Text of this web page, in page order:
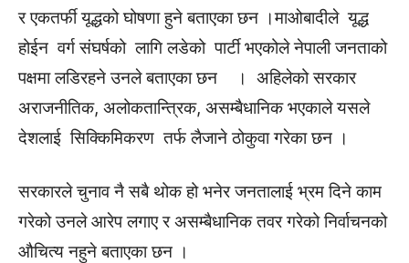
र एकतर्फी यूद्धको घोषणा हुने बताएका छन ।माओबादीले यूद्ध
होईन वर्ग संघर्षको लागि लडेको पार्टी भएकोले नेपाली जनताको
पक्षमा लडिरहने उनले बताएका छन । अहिलेको सरकार
अराजनीतिक, अलोकतान्त्रिक, असम्बैधानिक भएकाले यसले
देशलाई सिक्किमिकरण तर्फ लैजाने ठोकुवा गरेका छन ।
सरकारले चुनाव नै सबै थोक हो भनेर जनतालाई भ्रम दिने काम
गरेको उनले आरेप लगाए र असम्बैधानिक तवर गरेको निर्वाचनको
औचित्य नहुने बताएका छन ।